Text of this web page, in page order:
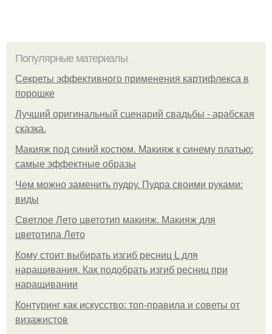
Популярные материалы
Секреты эффективного применения картифлекса в
порошке
Лучший оригинальный сценарий свадьбы - арабская
сказка.
Макияж под синий костюм. Макияж к синему платью:
самые эффектные образы
Чем можно заменить пудру. Пудра своими руками:
виды
Светлое Лето цветотип макияж. Макияж для
цветотипа Лето
Кому стоит выбирать изгиб ресниц L для
наращивания. Как подобрать изгиб ресниц при
наращивании
Контуринг как искусство: топ-правила и советы от
визажистов